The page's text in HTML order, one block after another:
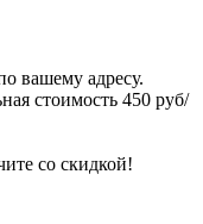
вашему адресу.
стоимость 450 руб/
со скидкой!